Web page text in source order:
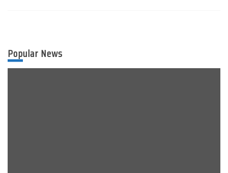
Popular News